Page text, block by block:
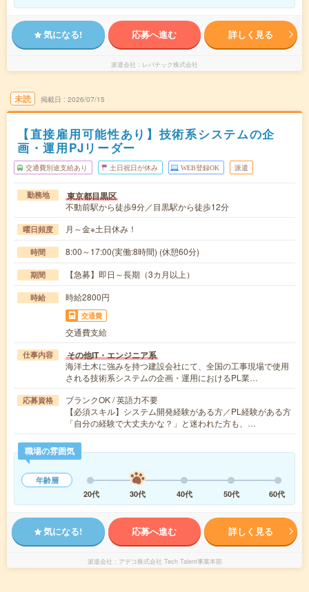
気になる! 応募へ進む 詳しく見る
派遣会社 レバテック株式会社
未読 掲載日 2026/07/15
【直接雇用可能性あり】技術系システムの企
画・運用PJリーダー
交通費別途支給あり 土日祝日が休み WEB登録OK 派遣
勤務地 東京都目黒区
不動前駅から徒歩9分／目黒駅から徒歩12分
曜日頻度 月～金※土日休み！
時間 8:00～17:00(実働:8時間) (休憩60分)
期間 【急募】即日～長期（3カ月以上）
時給 時給2800円
交通費
交通費支給
仕事内容 その他IT・エンジニア系
海洋土木に強みを持つ建設会社にて、全国の工事現場で使用
される技術系システムの企画・運用におけるPL業…
応募資格
ブランクOK / 英語力不要
【必須スキル】システム開発経験がある方／PL経験がある方
「自分の経験で大丈夫かな？」と迷われた方も、…
職場の雰囲気
年齢層
20代
30代 40代 50代 60代
気になる! 応募へ進む 詳しく見る
派遣会社 アデコ株式会社 Tech Talent事業本部